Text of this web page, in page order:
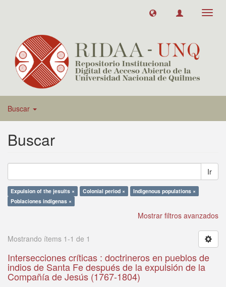
Buscar
Buscar
Ir
Expulsion of the jesuits × Colonial period ×
Indigenous populations ×
Poblaciones indígenas ×
Mostrar filtros avanzados
Mostrando ítems 1-1 de 1
Intersecciones críticas : doctrineros en pueblos de
indios de Santa Fe después de la expulsión de la
Compañía de Jesús (1767-1804)